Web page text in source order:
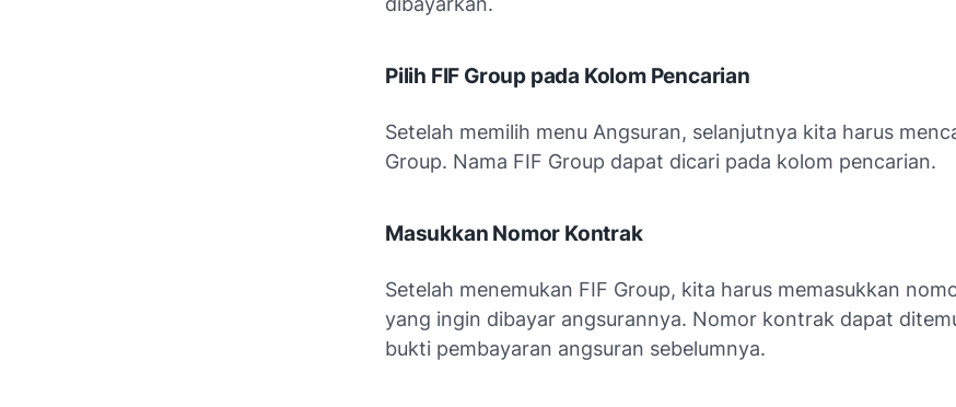
Pilih FIF Group pada Kolom Pencarian
Setelah memilih menu Angsuran, selanjutnya kita harus
Group. Nama FIF Group dapat dicari pada kolom pencarian.
Masukkan Nomor Kontrak
Setelah menemukan FIF Group, kita harus memasukkan
yang ingin dibayar angsurannya. Nomor kontrak dapat
bukti pembayaran angsuran sebelumnya.